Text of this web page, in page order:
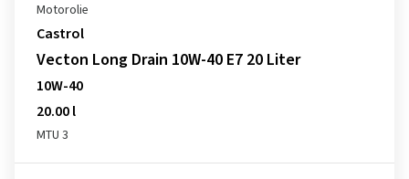
Motorolie
Castrol
Vecton Long Drain 10W-40 E7 20 Liter
10W-40
20.00 l
MTU 3